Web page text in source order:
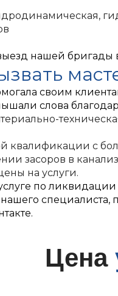
нашей бригады
своим
слова
квалификации с
засоров в
на услуги.
по ликвидации
нашего
Цена